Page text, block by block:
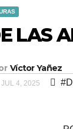
LAS
Víctor Yañez
JUL 4, 2025